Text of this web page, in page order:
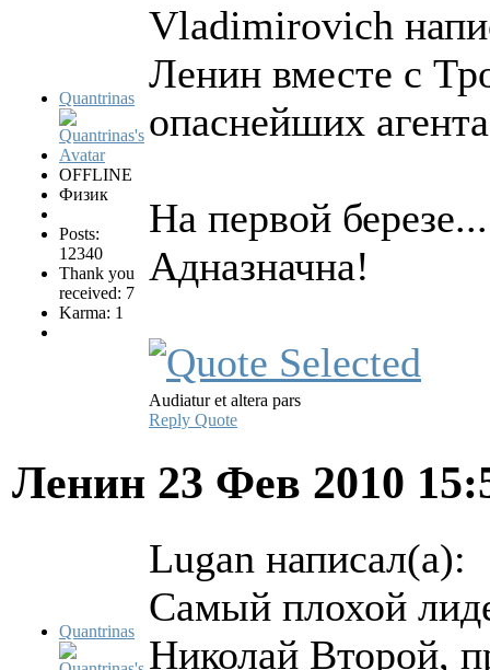
Quantrinas
OFFLINE
Физик
Posts:
12340
Thank you
received: 7
Karma: 1
Vladimirovich
Ленин вместе с
опаснейших
На первой
Адназначна!
Audiatur et altera pars
Reply Quote
Ленин 23 Фев 2010
Quantrinas
Lugan написал(а):
Самый плохой
Николай Второй,